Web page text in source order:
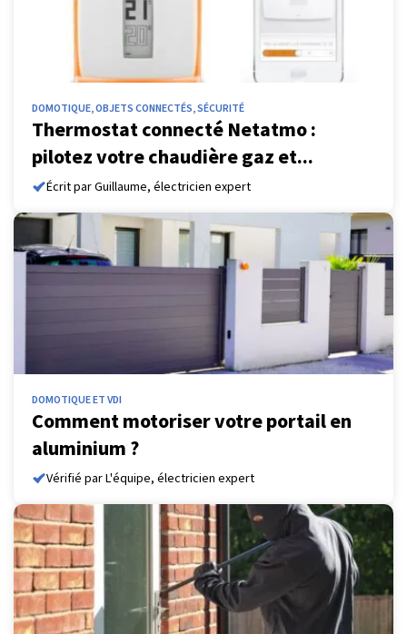
DOMOTIQUE, OBJETS CONNECTÉS, SÉCURITÉ
Thermostat connecté Netatmo :
pilotez votre chaudière gaz et...
Écrit par Guillaume, électricien expert
DOMOTIQUE ET VDI
Comment motoriser votre portail en
aluminium ?
Vérifié par L'équipe, électricien expert